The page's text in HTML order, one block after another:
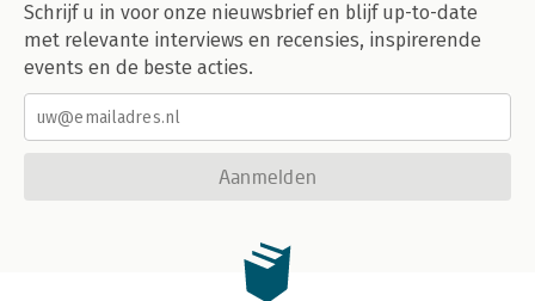
Schrijf u in voor onze nieuwsbrief en blijf up-to-date
met relevante interviews en recensies, inspirerende
events en de beste acties.
Aanmelden